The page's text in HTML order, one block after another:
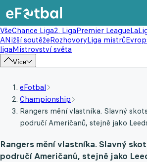
VšeChance Liga2. LigaPremier League
ANižší soutěžeRozhovoryLiga mistrů
ligaMistrovství světa
Více
eFotbal
Championship
Rangers mění vlastníka. Slavný
područí Američanů, stejně jako
Rangers mění vlastníka. Slavný
područí Američanů, stejně jako